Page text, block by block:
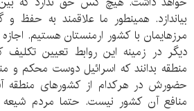
بیاندازد. همینطور ما علاقمند به حفظ
مرزهایمان با کشور ارمنستان هستیم.
دیگر در زمینه این روابط تعیین تکلیف
منطقه بدانند که اسرائیل دوست محکم و
حضورش در هرکدام از کشورهای منطقه
منافع آن کشور نیست. حتما مردم شیعه